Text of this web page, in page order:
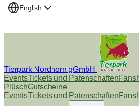
English
Tierpark Nordhorn gGmbH
EventsTickets und Patenschaften
PlüschGutscheine
EventsTickets und Patenschaften